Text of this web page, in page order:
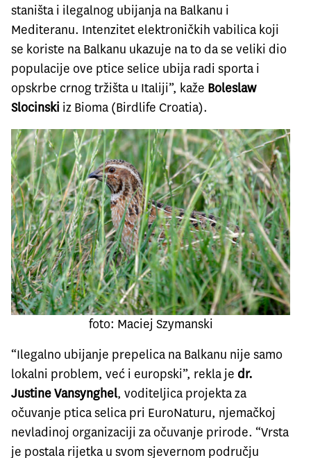
staništa i ilegalnog ubijanja na Balkanu i
Mediteranu. Intenzitet elektroničkih vabilica koji
se koriste na Balkanu ukazuje na to da se veliki dio
populacije ove ptice selice ubija radi sporta i
opskrbe crnog tržišta u Italiji”, kaže Boleslaw
Slocinski iz Bioma (Birdlife Croatia).
foto: Maciej Szymanski
“Ilegalno ubijanje prepelica na Balkanu nije samo
lokalni problem, već i europski”, rekla je dr.
Justine Vansynghel, voditeljica projekta za
očuvanje ptica selica pri EuroNaturu, njemačkoj
nevladinoj organizaciji za očuvanje prirode. “Vrsta
je postala rijetka u svom sjevernom području